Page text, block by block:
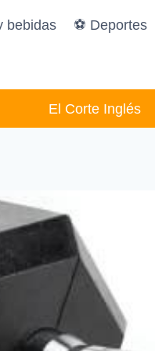
bebidas ️⚽️ Deportes
El Corte Inglés